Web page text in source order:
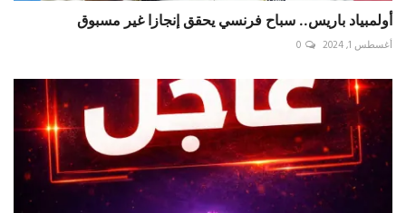
أولمبياد باريس.. سباح فرنسي يحقق إنجازا غير مسبوق
أغسطس 1, 2024 0